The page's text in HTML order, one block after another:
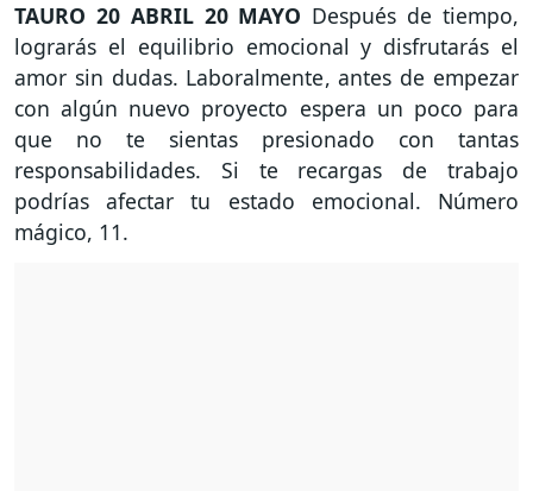
TAURO 20 ABRIL 20 MAYO Después de tiempo,
lograrás el equilibrio emocional y disfrutarás el
amor sin dudas. Laboralmente, antes de empezar
con algún nuevo proyecto espera un poco para
que no te sientas presionado con tantas
responsabilidades. Si te recargas de trabajo
podrías afectar tu estado emocional. Número
mágico, 11.